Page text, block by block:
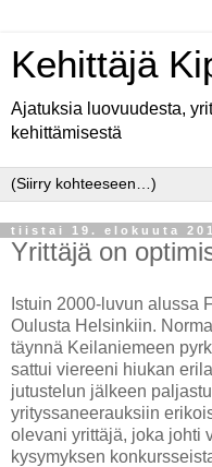
Kehittäjä
Ajatuksia luovuudesta,
kehittämisestä
tiistai 19. elokuuta
Yrittäjä on
Istuin 2000-luvun alussa
Oulusta Helsinkiin.
täynnä Keilaniemeen
sattui viereeni hiukan
jutustelun jälkeen
yrityssaneerauksiin
olevani yrittäjä, joka johti
kysymyksen